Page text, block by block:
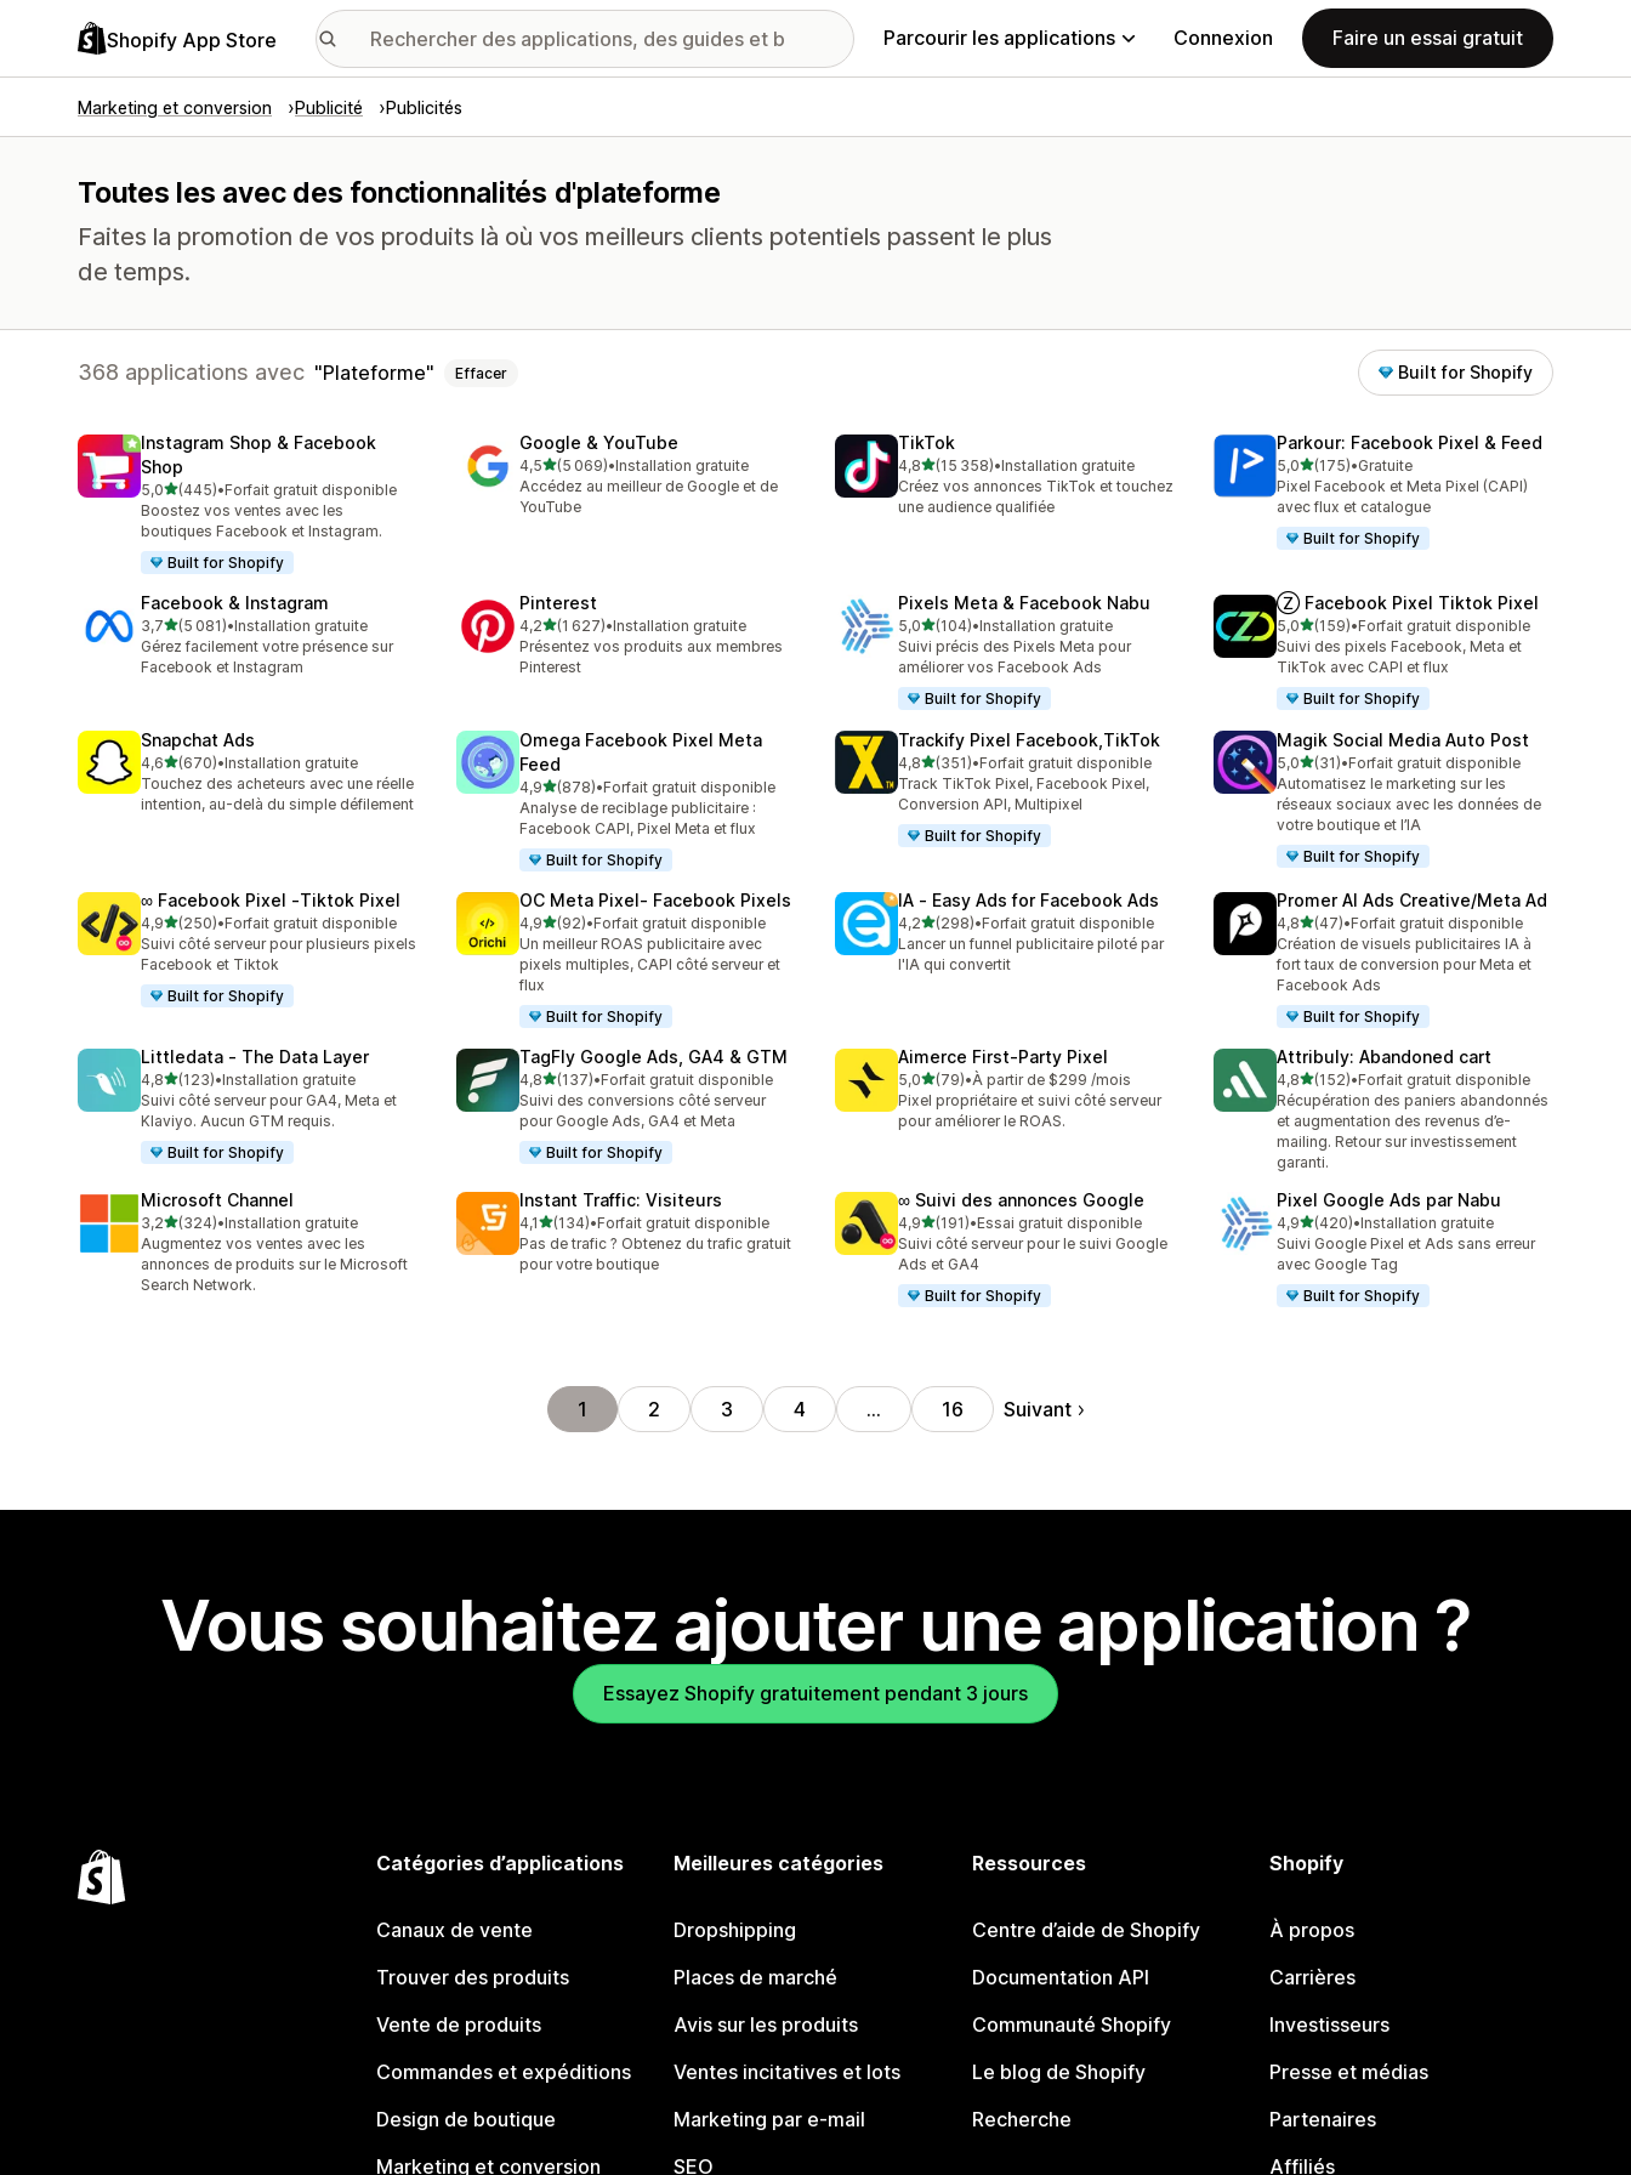
Shopify App Store Parcourir les applications Connexion Faire un essai gratuit
Marketing et conversion Publicité Publicités
Toutes les avec des fonctionnalités d'plateforme
Faites la promotion de vos produits là où vos meilleurs clients potentiels passent le plus
de temps.
368 applications avec Plateforme Effacer Built for Shopify
Instagram Shop & Facebook
Shop
5,0étoile(s) sur 5
(445)
445 avis au total
•Forfait gratuit disponible
Boostez vos ventes avec les
boutiques Facebook et Instagram.
Built for Shopify
Google & YouTube
4,5étoile(s) sur 5
(5 069)
5069 avis au total
•Installation gratuite
Accédez au meilleur de Google et de
YouTube
TikTok
4,8étoile(s) sur 5
(15 358)
15358 avis au total
•Installation gratuite
Créez vos annonces TikTok et touchez
une audience qualifiée
Parkour: Facebook Pixel & Feed
5,0étoile(s) sur 5
(175)
175 avis au total
•Gratuite
Pixel Facebook et Meta Pixel (CAPI)
avec flux et catalogue
Built for Shopify
Facebook & Instagram
3,7étoile(s) sur 5
(5 081)
5081 avis au total
•Installation gratuite
Gérez facilement votre présence sur
Facebook et Instagram
Pinterest
4,2étoile(s) sur 5
(1 627)
1627 avis au total
•Installation gratuite
Présentez vos produits aux membres
Pinterest
Pixels Meta & Facebook Nabu
5,0étoile(s) sur 5
(104)
104 avis au total
•Installation gratuite
Suivi précis des Pixels Meta pour
améliorer vos Facebook Ads
Built for Shopify
Ⓩ Facebook Pixel Tiktok Pixel
5,0étoile(s) sur 5
(159)
159 avis au total
•Forfait gratuit disponible
Suivi des pixels Facebook, Meta et
TikTok avec CAPI et flux
Built for Shopify
Snapchat Ads
4,6étoile(s) sur 5
(670)
670 avis au total
•Installation gratuite
Touchez des acheteurs avec une réelle
intention, au-delà du simple défilement
Omega Facebook Pixel Meta
Feed
4,9étoile(s) sur 5
(878)
878 avis au total
•Forfait gratuit disponible
Analyse de reciblage publicitaire :
Facebook CAPI, Pixel Meta et flux
Built for Shopify
Trackify Pixel Facebook,TikTok
4,8étoile(s) sur 5
(351)
351 avis au total
•Forfait gratuit disponible
Track TikTok Pixel, Facebook Pixel,
Conversion API, Multipixel
Built for Shopify
Magik Social Media Auto Post
5,0étoile(s) sur 5
(31)
31 avis au total
•Forfait gratuit disponible
Automatisez le marketing sur les
réseaux sociaux avec les données de
votre boutique et l’IA
Built for Shopify
∞ Facebook Pixel ‑Tiktok Pixel
4,9étoile(s) sur 5
(250)
250 avis au total
•Forfait gratuit disponible
Suivi côté serveur pour plusieurs pixels
Facebook et Tiktok
Built for Shopify
OC Meta Pixel‑ Facebook Pixels
4,9étoile(s) sur 5
(92)
92 avis au total
•Forfait gratuit disponible
Un meilleur ROAS publicitaire avec
pixels multiples, CAPI côté serveur et
flux
Built for Shopify
IA ‑ Easy Ads for Facebook Ads
4,2étoile(s) sur 5
(298)
298 avis au total
•Forfait gratuit disponible
Lancer un funnel publicitaire piloté par
l'IA qui convertit
Promer AI Ads Creative/Meta Ad
4,8étoile(s) sur 5
(47)
47 avis au total
•Forfait gratuit disponible
Création de visuels publicitaires IA à
fort taux de conversion pour Meta et
Facebook Ads
Built for Shopify
Littledata ‑ The Data Layer
4,8étoile(s) sur 5
(123)
123 avis au total
•Installation gratuite
Suivi côté serveur pour GA4, Meta et
Klaviyo. Aucun GTM requis.
Built for Shopify
TagFly Google Ads, GA4 & GTM
4,8étoile(s) sur 5
(137)
137 avis au total
•Forfait gratuit disponible
Suivi des conversions côté serveur
pour Google Ads, GA4 et Meta
Built for Shopify
Aimerce First‑Party Pixel
5,0étoile(s) sur 5
(79)
79 avis au total
•À partir de $299 /mois
Pixel propriétaire et suivi côté serveur
pour améliorer le ROAS.
Attribuly: Abandoned cart
4,8étoile(s) sur 5
(152)
152 avis au total
•Forfait gratuit disponible
Récupération des paniers abandonnés
et augmentation des revenus d’e-
mailing. Retour sur investissement
garanti.
Microsoft Channel
3,2étoile(s) sur 5
(324)
324 avis au total
•Installation gratuite
Augmentez vos ventes avec les
annonces de produits sur le Microsoft
Search Network.
Instant Traffic: Visiteurs
4,1étoile(s) sur 5
(134)
134 avis au total
•Forfait gratuit disponible
Pas de trafic ? Obtenez du trafic gratuit
pour votre boutique
∞ Suivi des annonces Google
4,9étoile(s) sur 5
(191)
191 avis au total
•Essai gratuit disponible
Suivi côté serveur pour le suivi Google
Ads et GA4
Built for Shopify
Pixel Google Ads par Nabu
4,9étoile(s) sur 5
(420)
420 avis au total
•Installation gratuite
Suivi Google Pixel et Ads sans erreur
avec Google Tag
Built for Shopify
1 2 3 4 … 16 Suivant
Vous souhaitez ajouter une application ?
Essayez Shopify gratuitement pendant 3 jours
Catégories d’applications
Canaux de vente
Trouver des produits
Vente de produits
Commandes et expéditions
Design de boutique
Marketing et conversion
Meilleures catégories
Dropshipping
Places de marché
Avis sur les produits
Ventes incitatives et lots
Marketing par e-mail
SEO
Ressources
Centre d’aide de Shopify
Documentation API
Communauté Shopify
Le blog de Shopify
Recherche
Shopify
À propos
Carrières
Investisseurs
Presse et médias
Partenaires
Affiliés